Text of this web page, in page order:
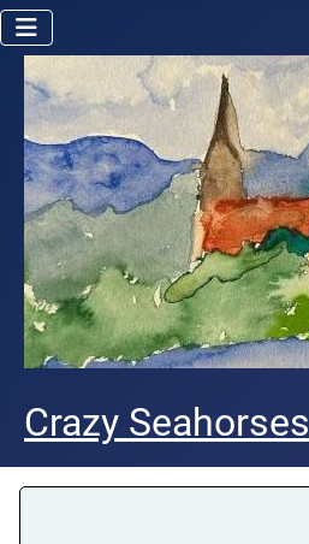
Crazy Seahorses